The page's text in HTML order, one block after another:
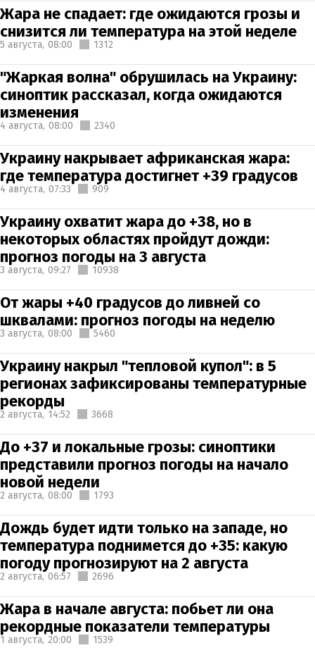
Жара не спадает: где ожидаются грозы и
снизится ли температура на этой неделе
5 августа, 08:00 1312
"Жаркая волна" обрушилась на Украину:
синоптик рассказал, когда ожидаются
изменения
4 августа, 08:00 2340
Украину накрывает африканская жара:
где температура достигнет +39 градусов
4 августа, 07:33 909
Украину охватит жара до +38, но в
некоторых областях пройдут дожди:
прогноз погоды на 3 августа
3 августа, 09:27 10938
От жары +40 градусов до ливней со
шквалами: прогноз погоды на неделю
3 августа, 08:00 5460
Украину накрыл "тепловой купол": в 5
регионах зафиксированы температурные
рекорды
2 августа, 14:52 3668
До +37 и локальные грозы: синоптики
представили прогноз погоды на начало
новой недели
2 августа, 08:00 1793
Дождь будет идти только на западе, но
температура поднимется до +35: какую
погоду прогнозируют на 2 августа
2 августа, 06:57 2696
Жара в начале августа: побьет ли она
рекордные показатели температуры
1 августа, 20:00 1539